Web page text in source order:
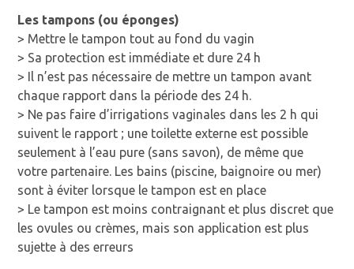
Les tampons (ou éponges)
> Mettre le tampon tout au fond du vagin
> Sa protection est immédiate et dure 24 h
> Il n’est pas nécessaire de mettre un tampon avant
chaque rapport dans la période des 24 h.
> Ne pas faire d’irrigations vaginales dans les 2 h qui
suivent le rapport ; une toilette externe est possible
seulement à l’eau pure (sans savon), de même que
votre partenaire. Les bains (piscine, baignoire ou mer)
sont à éviter lorsque le tampon est en place
> Le tampon est moins contraignant et plus discret que
les ovules ou crèmes, mais son application est plus
sujette à des erreurs